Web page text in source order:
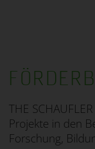
THE
Projekte in den
Forschung,